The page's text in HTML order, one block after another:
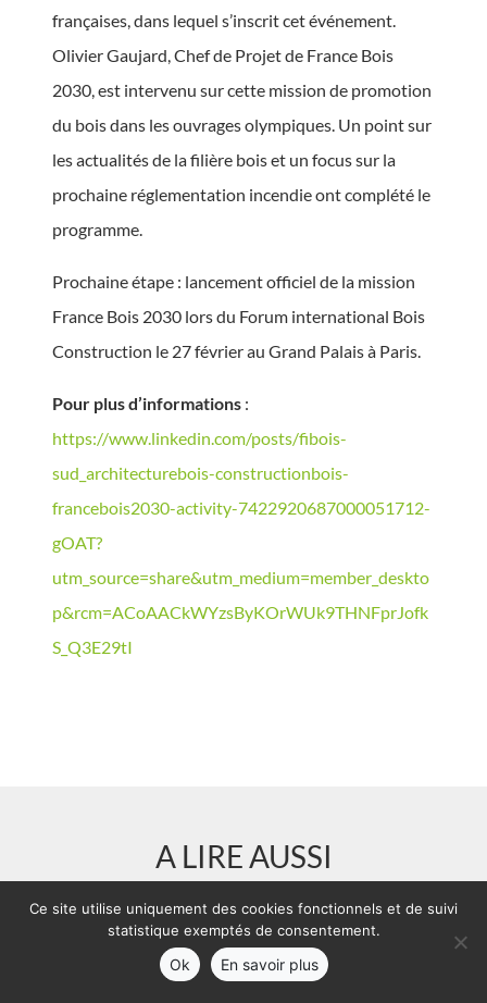
françaises, dans lequel s’inscrit cet événement.
Olivier Gaujard, Chef de Projet de France Bois
2030, est intervenu sur cette mission de promotion
du bois dans les ouvrages olympiques. Un point sur
les actualités de la filière bois et un focus sur la
prochaine réglementation incendie ont complété le
programme.
Prochaine étape : lancement officiel de la mission
France Bois 2030 lors du Forum international Bois
Construction le 27 février au Grand Palais à Paris.
Pour plus d’informations :
https://www.linkedin.com/posts/fibois-
sud_architecturebois-constructionbois-
francebois2030-activity-7422920687000051712-
gOAT?
utm_source=share&utm_medium=member_deskto
p&rcm=ACoAACkWYzsByKOrWUk9THNFprJofk
S_Q3E29tI
A LIRE AUSSI
Ce site utilise uniquement des cookies fonctionnels et de suivi
statistique exemptés de consentement.
Ok En savoir plus